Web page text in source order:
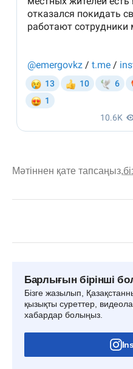
Мәтіннен қате тапсаңыз,
Барлығын бірінші
Бізге жазылып,
қызықты суреттер,
хабардар болыңыз.